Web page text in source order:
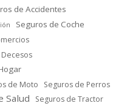
de Accidentes
Seguros de Coche
de Moto Seguros de Perros
Salud
Seguros de Tractor